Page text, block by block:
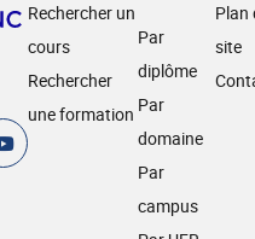
Rechercher un
cours
Rechercher
une formation
Par
diplôme
Par
domaine
Par
campus
Plan
site